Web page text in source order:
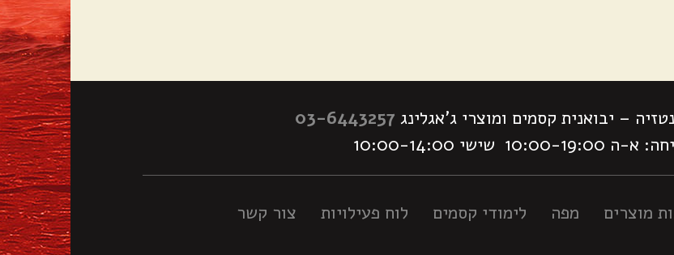
– יבואנית קסמים ומוצרי ג'אגלינג 03-6443257
שישי 10:00-14:00
מוצרים מפה לימודי קסמים לוח פעילויות צור קשר